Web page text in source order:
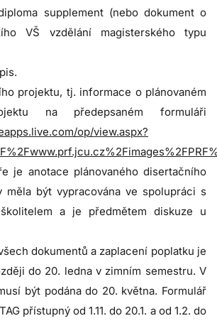
supplement (nebo dokument o
VŠ vzdělání magisterského typu
projektu, tj. informace o plánovaném
na předepsaném formuláři
op/view.aspx?
je anotace plánovaného disertačního
měla být vypracována ve spolupráci s
školitelem a je předmětem diskuze u
dokumentů a zaplacení poplatku je
do 20. ledna v zimním semestru. V
být podána do 20. května. Formulář
přístupný od 1.11. do 20.1. a od 1.2. do